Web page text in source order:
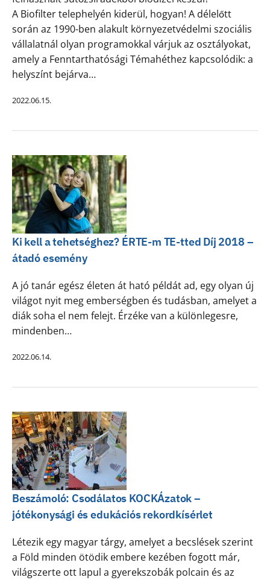
A Biofilter telephelyén kiderül, hogyan! A délelőtt
során az 1990-ben alakult környezetvédelmi szociális
vállalatnál olyan programokkal várjuk az osztályokat,
amely a Fenntarthatósági Témahéthez kapcsolódik: a
helyszínt bejárva…
2022.06.15.
Ki kell a tehetséghez? ÉRTE-m TE-tted Díj 2018 –
átadó esemény
A jó tanár egész életen át ható példát ad, egy olyan új
világot nyit meg emberségben és tudásban, amelyet a
diák soha el nem felejt. Érzéke van a különlegesre,
mindenben…
2022.06.14.
Beszámoló: Csodálatos KOCKÁzatok –
jótékonysági és edukációs rekordkísérlet
Létezik egy magyar tárgy, amelyet a becslések szerint
a Föld minden ötödik embere kezében fogott már,
világszerte ott lapul a gyerekszobák polcain és az